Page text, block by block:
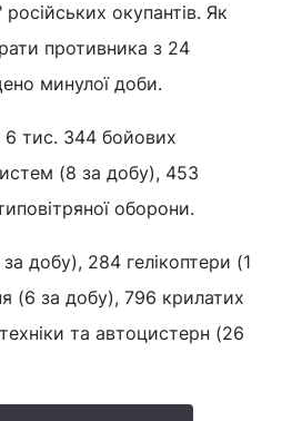
окупантів. Як
противника з 24
минулої доби.
6 тис. 344 бойових
(8 за добу), 453
оборони.
добу), 284 гелікоптери (1
(6 за добу), 796 крилатих
та автоцистерн (26